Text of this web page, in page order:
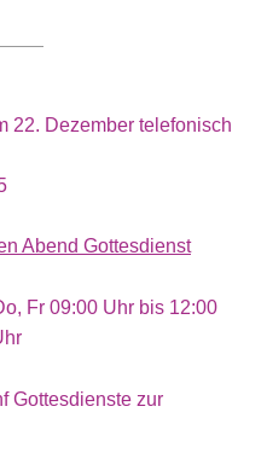
22. Dezember telefonisch
Abend Gottesdienst
Fr 09:00 Uhr bis 12:00
Gottesdienste zur